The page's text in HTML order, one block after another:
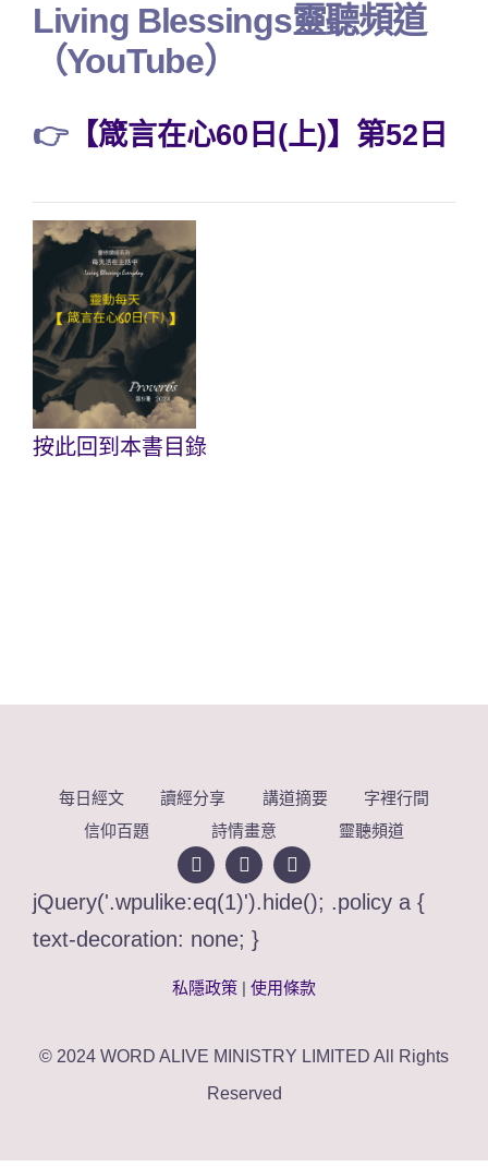
Living Blessings靈聽頻道
（YouTube）
👉【箴言在心60日(上)】第52日
按此回到本書目錄
每日經文 讀經分享 講道摘要
字裡行間
信仰百題
詩情畫意 靈聽頻道
jQuery('.wpulike:eq(1)').hide(); .policy a {
text-decoration: none; }
私隱政策 | 使用條款
© 2024 WORD ALIVE MINISTRY LIMITED All Rights
Reserved